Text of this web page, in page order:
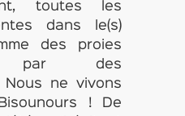
toutes les
dans le(s)
des proies
par des
Nous ne vivons
! De